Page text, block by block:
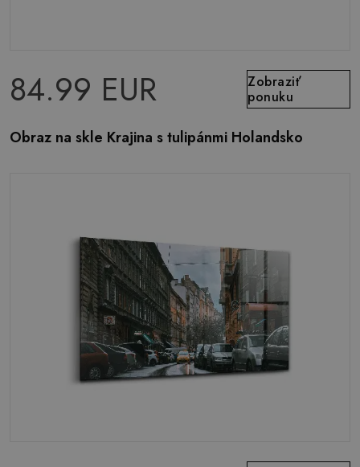
84.99 EUR
Zobraziť
ponuku
Obraz na skle Krajina s tulipánmi Holandsko